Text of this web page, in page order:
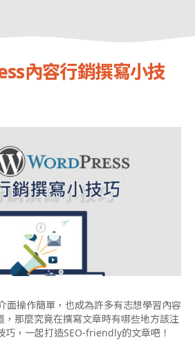
內容行銷撰寫小技
面操作簡單，也成為許多有志想學習內容
，那麼究竟在撰寫文章時有哪些地方該注
巧，一起打造SEO-friendly的文章吧！